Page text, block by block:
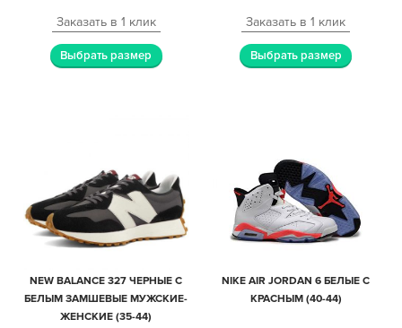
Заказать в 1 клик
Выбрать размер
Заказать в 1 клик
Выбрать размер
NEW BALANCE 327 ЧЕРНЫЕ С
БЕЛЫМ ЗАМШЕВЫЕ МУЖСКИЕ-
ЖЕНСКИЕ (35-44)
NIKE AIR JORDAN 6 БЕЛЫЕ С
КРАСНЫМ (40-44)